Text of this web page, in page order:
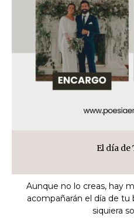
El día de
Aunque no lo creas, hay
acompañarán el día de tu
siquiera